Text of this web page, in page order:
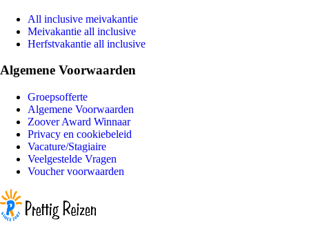
All inclusive meivakantie
Meivakantie all inclusive
Herfstvakantie all inclusive
Algemene Voorwaarden
Groepsofferte
Algemene Voorwaarden
Zoover Award Winnaar
Privacy en cookiebeleid
Vacature/Stagiaire
Veelgestelde Vragen
Voucher voorwaarden